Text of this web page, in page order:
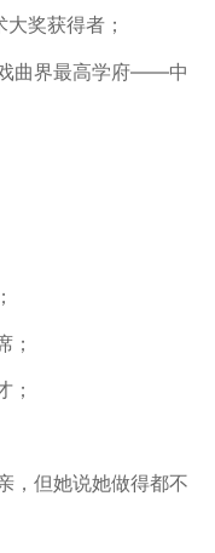
奖获得者；
曲界最高学府——中
；
；
，但她说她做得都不